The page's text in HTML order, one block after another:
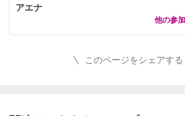
アエナ
他の参
このページをシェアする